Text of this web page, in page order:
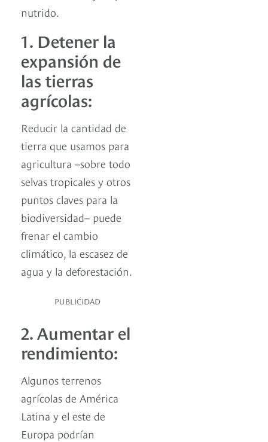
nutrido.
1. Detener la
expansión de
las tierras
agrícolas:
Reducir la cantidad de
tierra que usamos para
agricultura –sobre todo
selvas tropicales y otros
puntos claves para la
biodiversidad– puede
frenar el cambio
climático, la escasez de
agua y la deforestación.
PUBLICIDAD
2. Aumentar el
rendimiento:
Algunos terrenos
agrícolas de América
Latina y el este de
Europa podrían